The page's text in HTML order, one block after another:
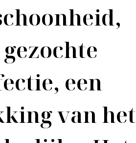
een
van het